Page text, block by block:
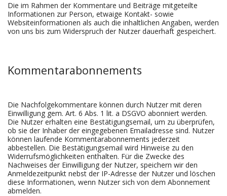
Die im Rahmen der Kommentare und Beiträge mitgeteilte
Informationen zur Person, etwaige Kontakt- sowie
Websiteinformationen als auch die inhaltlichen Angaben, werden
von uns bis zum Widerspruch der Nutzer dauerhaft gespeichert.
Kommentarabonnements
Die Nachfolgekommentare können durch Nutzer mit deren
Einwilligung gem. Art. 6 Abs. 1 lit. a DSGVO abonniert werden.
Die Nutzer erhalten eine Bestätigungsemail, um zu überprüfen,
ob sie der Inhaber der eingegebenen Emailadresse sind. Nutzer
können laufende Kommentarabonnements jederzeit
abbestellen. Die Bestätigungsemail wird Hinweise zu den
Widerrufsmöglichkeiten enthalten. Für die Zwecke des
Nachweises der Einwilligung der Nutzer, speichern wir den
Anmeldezeitpunkt nebst der IP-Adresse der Nutzer und löschen
diese Informationen, wenn Nutzer sich von dem Abonnement
abmelden.